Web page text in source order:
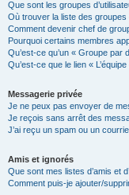
Que sont les groupes
Où trouver la liste des groupes
Comment devenir chef de
Pourquoi certains membres
Qu’est-ce qu’un « Groupe par
Qu’est-ce que le lien «
Messagerie privée
Je ne peux pas envoyer de
Je reçois sans arrêt des
J’ai reçu un spam ou un
Amis et ignorés
Que sont mes listes d’amis et
Comment puis-je ajouter/